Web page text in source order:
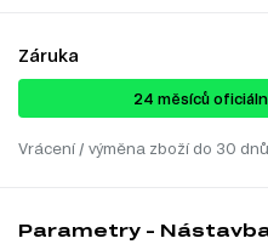
Záruka
24 ​​​​měsíců
Vrácení / výměna zboží do 30 dnů
Parametry -